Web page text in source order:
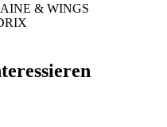
& WINGS